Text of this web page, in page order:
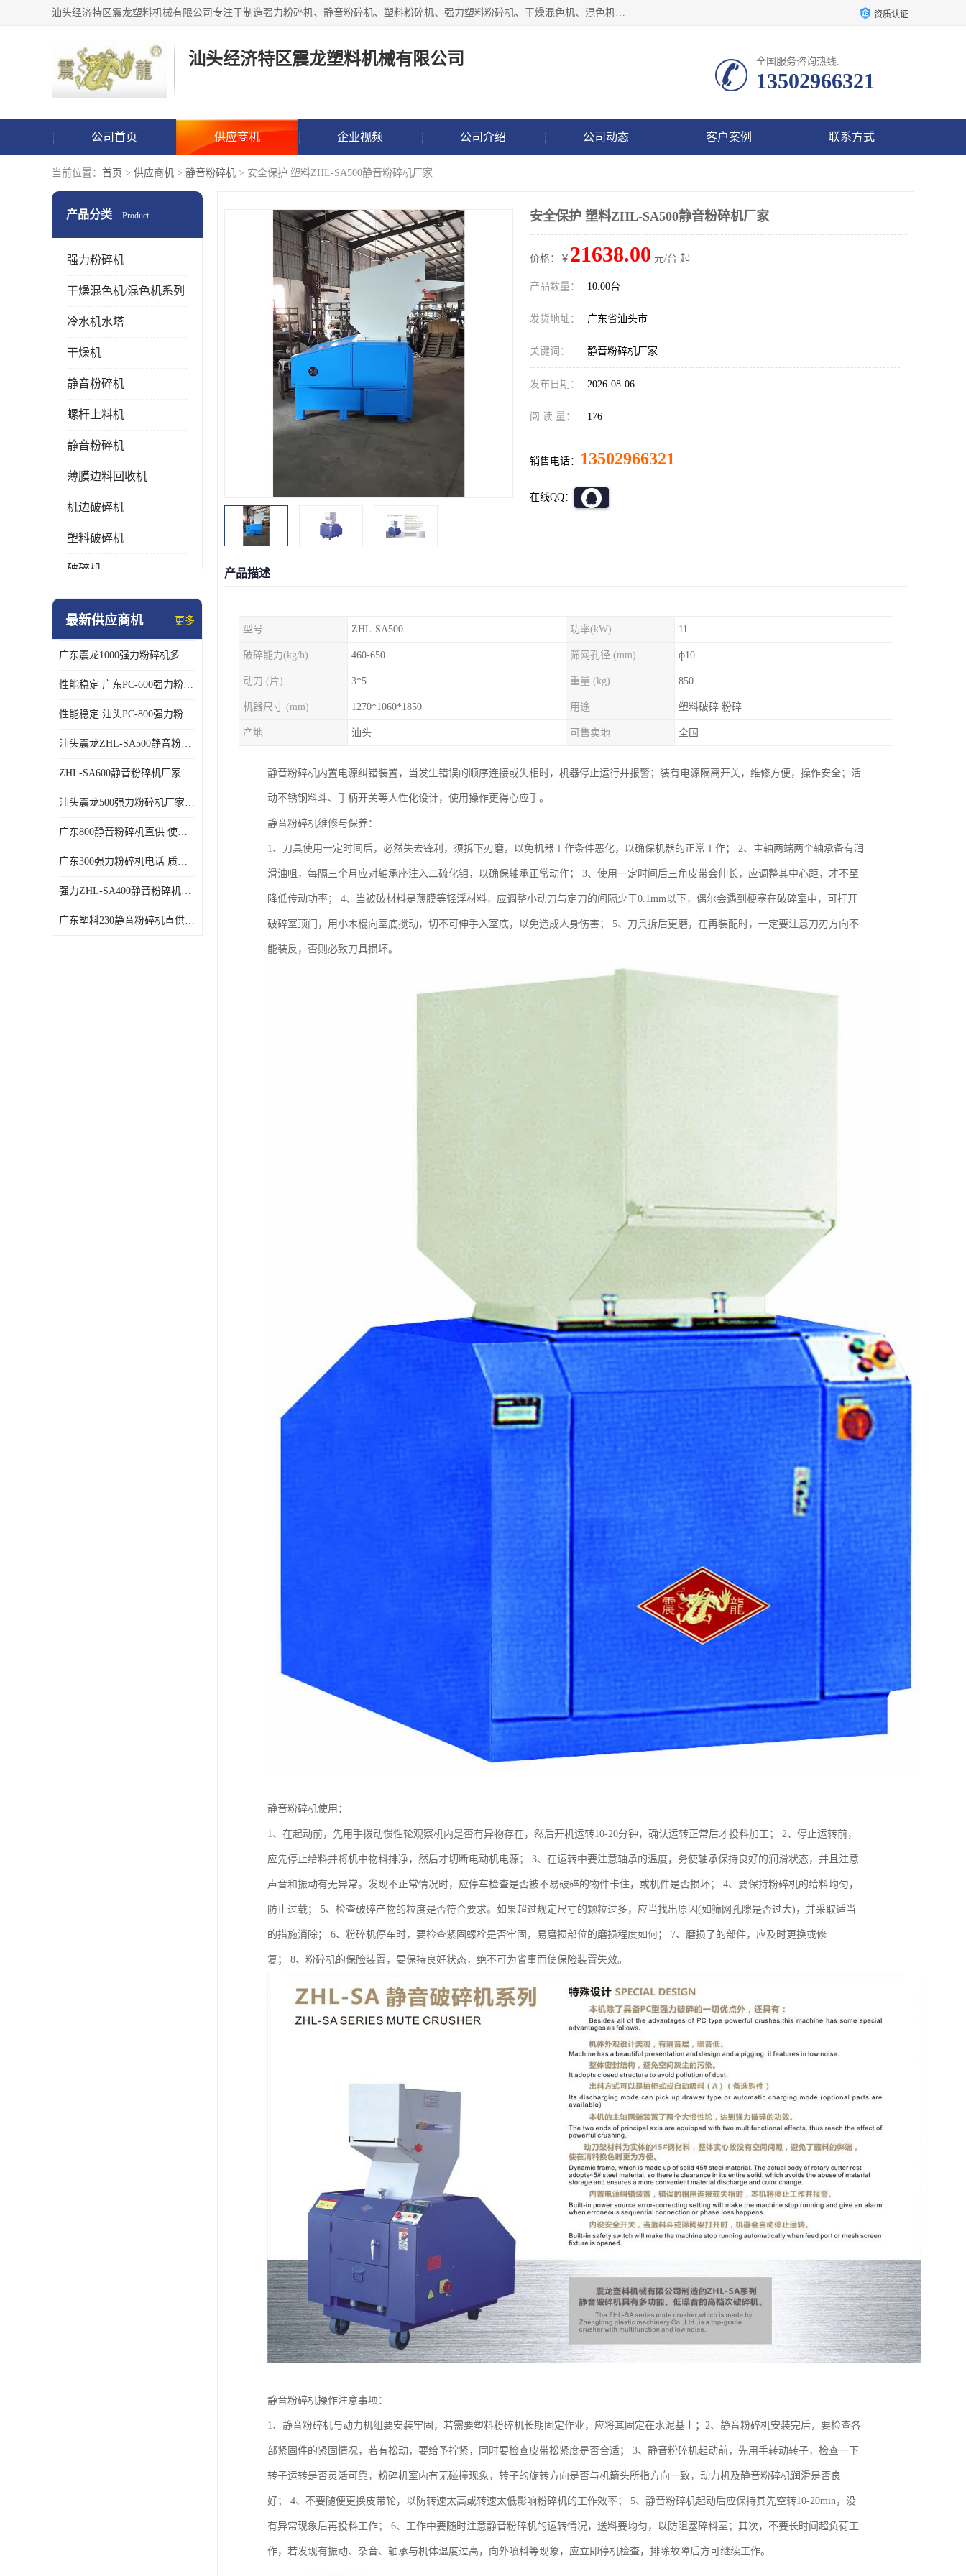
汕头经济特区震龙塑料机械有限公司专注于制造强力粉碎机、静音粉碎机、塑料粉碎机、强力塑料粉碎机、干燥混色机、混色机、冷水机、上料机等塑料辅助机械。 资质认证
汕头经济特区震龙塑料机械有限公司 全国服务咨询热线:
13502966321
公司首页 供应商机 企业视频 公司介绍 公司动态 客户案例 联系方式
当前位置： 首页 > 供应商机 > 静音粉碎机 > 安全保护 塑料ZHL-SA500静音粉碎机厂家
产品分类 Product
强力粉碎机
干燥混色机/混色机系列
冷水机水塔
干燥机
静音粉碎机
螺杆上料机
静音粉碎机
薄膜边料回收机
机边破碎机
塑料破碎机
破碎机
强力粉碎机
最新供应商机 更多
广东震龙1000强力粉碎机多少钱一台 使用方便
性能稳定 广东PC-600强力粉碎机电话
性能稳定 汕头PC-800强力粉碎机厂家批发
汕头震龙ZHL-SA500静音粉碎机多少钱一台
ZHL-SA600静音粉碎机厂家电话 质量可靠
汕头震龙500强力粉碎机厂家批发 噪音低
广东800静音粉碎机直供 使用寿命长
广东300强力粉碎机电话 质量可靠
强力ZHL-SA400静音粉碎机多少钱一台 密封防尘
广东塑料230静音粉碎机直供 使用寿命长
安全保护 塑料ZHL-SA500静音粉碎机厂家
价格：￥ 21638.00 元/台 起
产品数量： 10.00台
发货地址： 广东省汕头市
关键词： 静音粉碎机厂家
发布日期： 2026-08-06
阅 读 量： 176
销售电话： 13502966321
在线QQ：
产品描述
型号 ZHL-SA500 功率(kW) 11
破碎能力(kg/h) 460-650 筛网孔径 (mm) ф10
动刀 (片) 3*5 重量 (kg) 850
机器尺寸 (mm) 1270*1060*1850 用途 塑料破碎 粉碎
产地 汕头 可售卖地 全国
静音粉碎机内置电源纠错装置，当发生错误的顺序连接或失相时，机器停止运行并报警；装有电源隔离开关，维修方便，操作安全；活
动不锈钢料斗、手柄开关等人性化设计，使用操作更得心应手。
静音粉碎机维修与保养：
1、刀具使用一定时间后，必然失去锋利，须拆下刃磨，以免机器工作条件恶化，以确保机器的正常工作； 2、主轴两端两个轴承备有润
滑油咀，每隔三个月应对轴承座注入二硫化钼，以确保轴承正常动作； 3、使用一定时间后三角皮带会伸长，应调整其中心距，才不至
降低传动功率； 4、当被破材料是薄膜等轻浮材料，应调整小动刀与定刀的间隔少于0.1mm以下，偶尔会遇到梗塞在破碎室中，可打开
破碎室顶门，用小木棍向室底搅动，切不可伸手入室底，以免造成人身伤害； 5、刀具拆后更磨，在再装配时，一定要注意刀刃方向不
能装反，否则必致刀具损坏。
静音粉碎机使用：
1、在起动前，先用手拨动惯性轮观察机内是否有异物存在，然后开机运转10-20分钟，确认运转正常后才投料加工； 2、停止运转前，
应先停止给料并将机中物料排净，然后才切断电动机电源； 3、在运转中要注意轴承的温度，务使轴承保持良好的润滑状态，并且注意
声音和振动有无异常。发现不正常情况时，应停车检查是否被不易破碎的物件卡住，或机件是否损坏； 4、要保持粉碎机的给料均匀，
防止过载； 5、检查破碎产物的粒度是否符合要求。如果超过规定尺寸的颗粒过多，应当找出原因(如筛网孔隙是否过大)，并采取适当
的措施消除； 6、粉碎机停车时，要检查紧固螺栓是否牢固，易磨损部位的磨损程度如何； 7、磨损了的部件，应及时更换或修
复； 8、粉碎机的保险装置，要保持良好状态，绝不可为省事而使保险装置失效。
静音粉碎机操作注意事项：
1、静音粉碎机与动力机组要安装牢固，若需要塑料粉碎机长期固定作业，应将其固定在水泥基上；2、静音粉碎机安装完后，要检查各
部紧固件的紧固情况，若有松动，要给予拧紧，同时要检查皮带松紧度是否合适； 3、静音粉碎机起动前，先用手转动转子，检查一下
转子运转是否灵活可靠，粉碎机室内有无碰撞现象，转子的旋转方向是否与机箭头所指方向一致，动力机及静音粉碎机润滑是否良
好； 4、不要随便更换皮带轮，以防转速太高或转速太低影响粉碎机的工作效率； 5、静音粉碎机起动后应保持其先空转10-20min，没
有异常现象后再投料工作； 6、工作中要随时注意静音粉碎机的运转情况，送料要均匀，以防阻塞碎料室；其次，不要长时间超负荷工
作，若发现有振动、杂音、轴承与机体温度过高，向外喷料等现象，应立即停机检查，排除故障后方可继续工作。